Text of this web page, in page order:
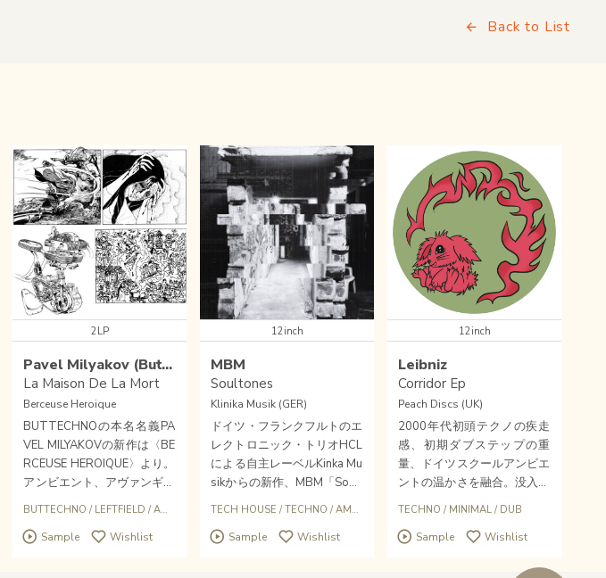
Back to List
CLASSIC
2LP
Pavel Milyakov (Buttechno)
La Maison De La Mort
Berceuse Heroique
BUTTECHNOの本名名義PA
VEL MILYAKOVの新作は〈BE
RCEUSE HEROIQUE〉より。
アンビエント、アヴァンギャ
ルドにフォーカスを当てなが
を残し、DJツールとしても使
BUTTECHNO / LEFTFIELD /AMBIENT ELECTRONIC
Sample Wishlist
12inch
MBM
Soultones
Klinika Musik (GER)
ドイツ・フランクフルトのエ
レクトロニック・トリオHCL
による自主レーベルKinka Mu
sikからの新作、MBM「Soult
ones」、緊張と解放を探求
ディテーショナルな反復と高
TECH HOUSE /TECHNO /AMBIENT MINIMAL
Sample Wishlist
12inch
Leibniz
Corridor Ep
Peach Discs (UK)
2000年代初頭テクノの疾走
感、初期ダブステップの重
量、ドイツスクールアンビエ
ントの温かさを融合。没入に
特化させたミニマルダブテク
ESTE & GRAMRCY主宰〈PE
TECHNO / MINIMAL / DUB
Sample Wishlist